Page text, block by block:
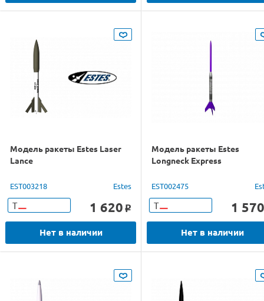
Модель ракеты Estes Laser
Lance
EST003218 Estes
Т 1 620 o
Нет в наличии
Модель ракеты Estes
Longneck Express
EST002475
Т 1 570
Нет в наличии